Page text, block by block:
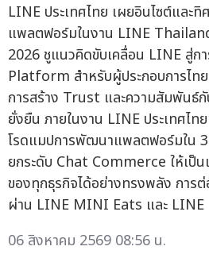
LINE ประเทศไทย เผยอินไซต์และ
แพลตฟอร์มในงาน LINE
2026 ชูแนวคิดขับเคลื่อน LINE สู่ก
Platform สำหรับผู้ประกอบการไท
การสร้าง Trust และความสัมพันธ์กั
ยั่งยืน ภายในงาน LINE ประเทศไท
โรดแมปการพัฒนาแพลตฟอร์มใน
ยกระดับ Chat Commerce ให้เป็น
ของทุกธุรกิจได้อย่างทรงพลัง การ
ผ่าน LINE MINI Eats และ
06 สิงหาคม 2569 08:56 น.